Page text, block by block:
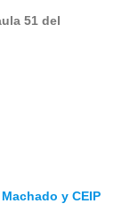
51 del
y CEIP